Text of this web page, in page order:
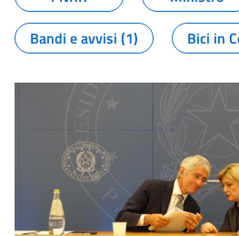
Bandi e avvisi (1)
Bici in